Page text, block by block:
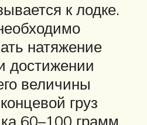
к лодке.
натяжение
достижении
величины
груз
60–100 грамм.